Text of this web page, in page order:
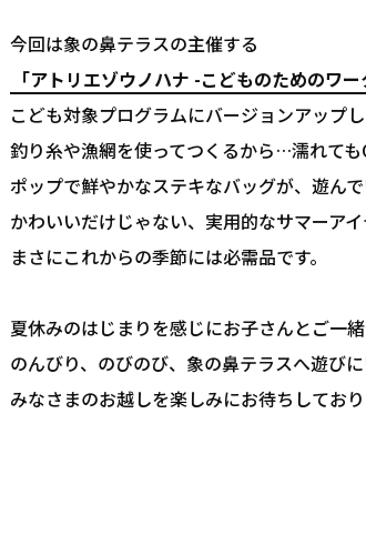
今回は象の鼻テラスの主催する
「アトリエゾウノハナ -こどものためのワー
こども対象プログラムにバージョンアップ
釣り糸や漁網を使ってつくるから…濡れても
ポップで鮮やかなステキなバッグが、遊ん
かわいいだけじゃない、実用的なサマーア
まさにこれからの季節には必需品です。
夏休みのはじまりを感じにお子さんとご一緒
のんびり、のびのび、象の鼻テラスへ遊びに
みなさまのお越しを楽しみにお待ちしており